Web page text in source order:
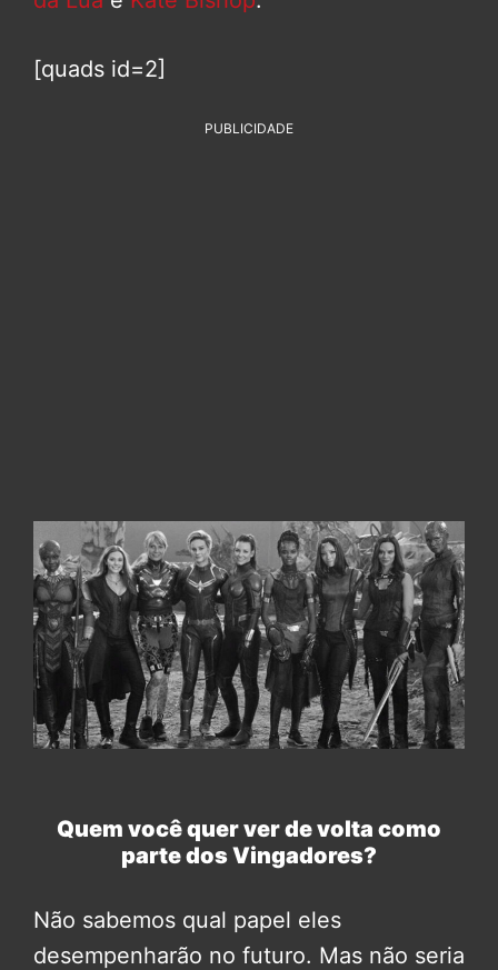
[quads id=2]
PUBLICIDADE
Quem você quer ver de volta como
parte dos Vingadores?
Não sabemos qual papel eles
desempenharão no futuro. Mas não seria